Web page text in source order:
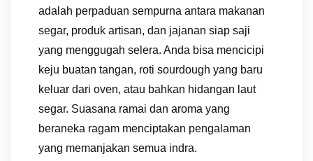
adalah perpaduan sempurna antara makanan
segar, produk artisan, dan jajanan siap saji
yang menggugah selera. Anda bisa mencicipi
keju buatan tangan, roti sourdough yang baru
keluar dari oven, atau bahkan hidangan laut
segar. Suasana ramai dan aroma yang
beraneka ragam menciptakan pengalaman
yang memanjakan semua indra.